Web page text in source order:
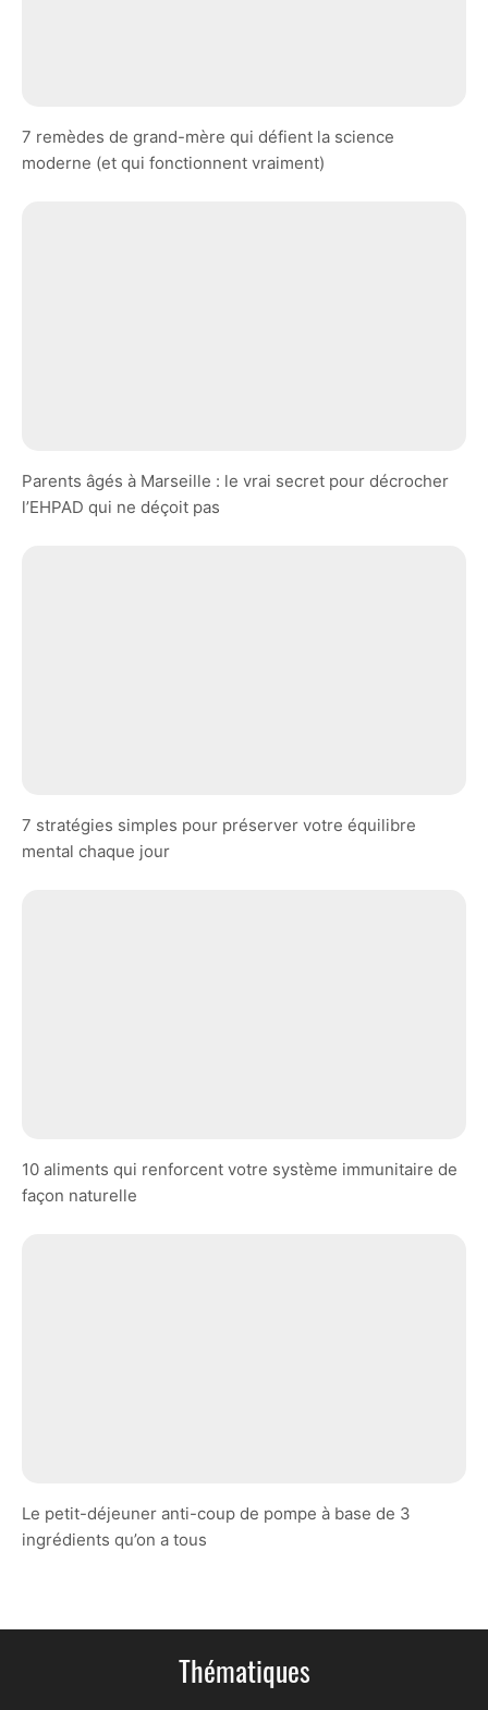
7 remèdes de grand-mère qui défient la science
moderne (et qui fonctionnent vraiment)
Parents âgés à Marseille : le vrai secret pour décrocher
l’EHPAD qui ne déçoit pas
7 stratégies simples pour préserver votre équilibre
mental chaque jour
10 aliments qui renforcent votre système immunitaire de
façon naturelle
Le petit-déjeuner anti-coup de pompe à base de 3
ingrédients qu’on a tous
Thématiques